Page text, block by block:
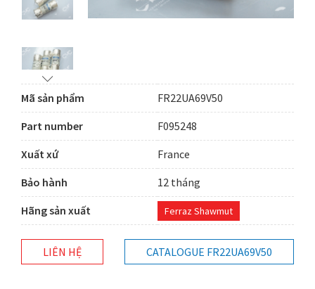
Mã sản phẩm
FR22UA69V50
Part number
F095248
Xuất xứ
France
Bảo hành
12 tháng
Hãng sản xuất
Ferraz Shawmut
LIÊN HỆ CATALOGUE FR22UA69V50